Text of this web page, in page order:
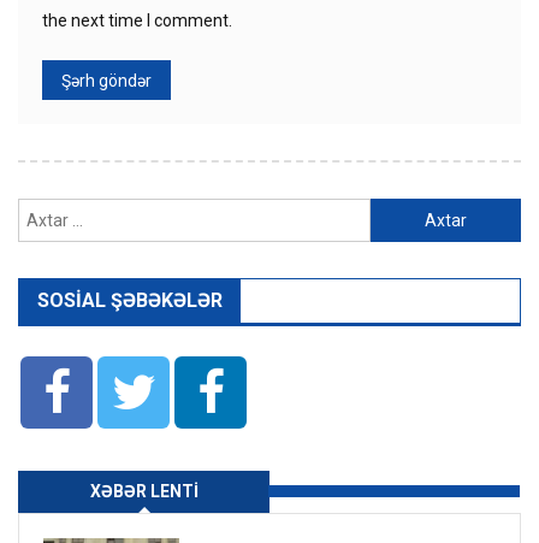
the next time I comment.
SOSIAL ŞƏBƏKƏLƏR
XƏBƏR LENTI